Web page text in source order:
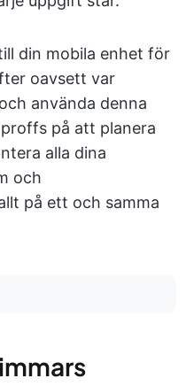
din mobila enhet för
oavsett var
använda denna
på att planera
alla dina
och
på ett och samma